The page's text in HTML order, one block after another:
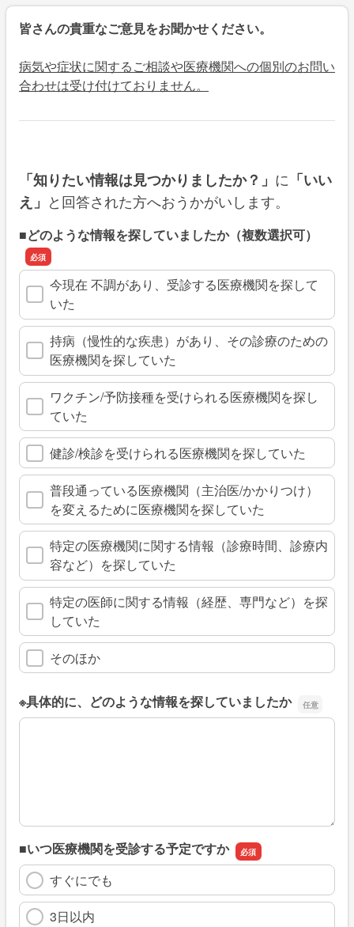
皆さんの貴重なご意見をお聞かせください。
病気や症状に関するご相談や医療機関への個別のお問い
合わせは受け付けておりません。
「知りたい情報は見つかりましたか？」 に 「いい
え」 と回答された方へおうかがいします。
■どのような情報を探していましたか（複数選択可）
今現在 不調があり、受診する医療機関を探して
いた
持病（慢性的な疾患）があり、その診療のための
医療機関を探していた
ワクチン/予防接種を受けられる医療機関を探し
ていた
健診/検診を受けられる医療機関を探していた
普段通っている医療機関（主治医/かかりつけ）
を変えるために医療機関を探していた
特定の医療機関に関する情報（診療時間、診療内
容など）を探していた
特定の医師に関する情報（経歴、専門など）を探
していた
そのほか
※具体的に、どのような情報を探していましたか
※具体的に、どのような情報を探していましたか
■いつ医療機関を受診する予定ですか
すぐにでも
3日以内